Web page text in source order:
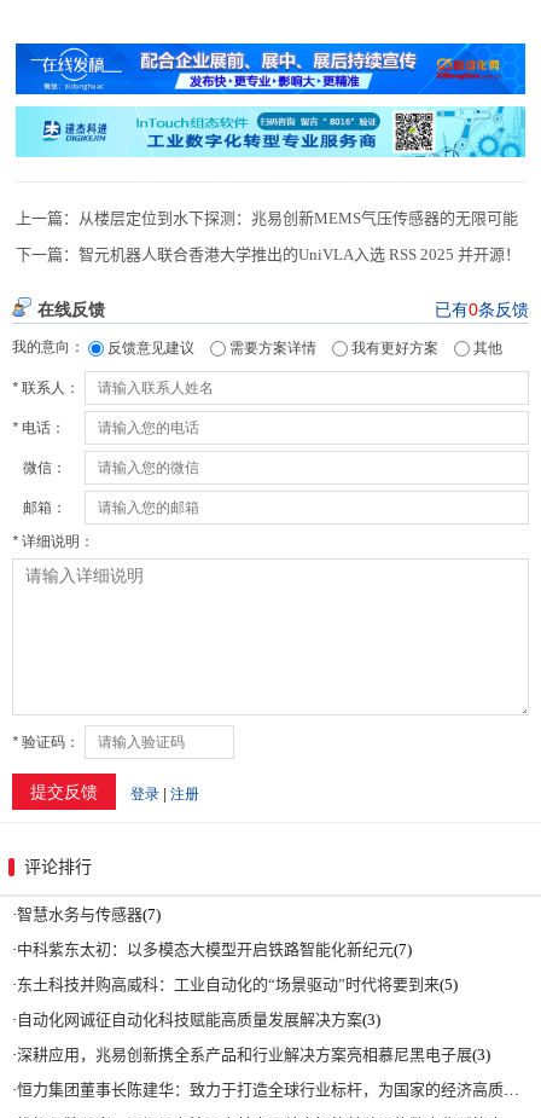
上一篇：
从楼层定位到水下探测：兆易创新MEMS气压传感器的无限可能
下一篇：智元机器人联合香港大学推出的UniVLA入选 RSS 2025 并开源！
评论排行
·智慧水务与传感器(7)
·中科紫东太初：以多模态大模型开启铁路智能化新纪元(7)
·东土科技并购高威科：工业自动化的“场景驱动”时代将要到来(5)
· 自动化网诚征自动化科技赋能高质量发展解决方案(3)
·深耕应用，兆易创新携全系产品和行业解决方案亮相慕尼黑电子展(3)
·恒力集团董事长陈建华：致力于打造全球行业标杆，为国家的经济高质量发展贡献更大力量|上海电气集团党委书记、董事长吴磊来访